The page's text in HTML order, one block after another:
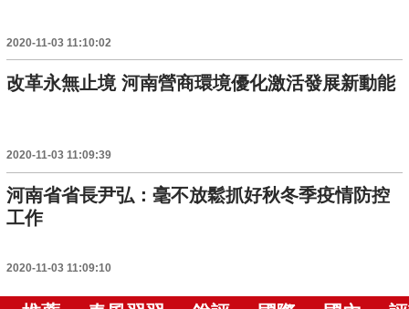
2020-11-03 11:10:02
改革永無止境 河南營商環境優化激活發展新動能
2020-11-03 11:09:39
河南省省長尹弘：毫不放鬆抓好秋冬季疫情防控
工作
2020-11-03 11:09:10